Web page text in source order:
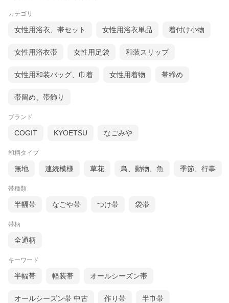
カテゴリ
女性用浴衣、帯セット 女性用浴衣単品 着付け小物
女性用浴衣帯 女性用足袋 和装スリップ
女性用和装バッグ、巾着 女性用着物 帯締め
帯留め、帯飾り
ブランド
COGIT KYOETSU なごみや
和柄タイプ
無地 連続模様 草花 鳥、動物、魚 季節、行事
帯種類
半幅帯 なごや帯 つけ帯 袋帯
帯柄
全通柄
キーワード
半幅帯 軽装帯 オールシーズン帯
オールシーズン帯 中古 作り帯 半巾帯